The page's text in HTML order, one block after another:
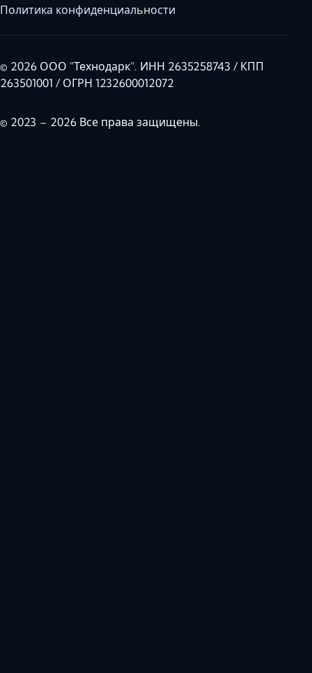
Политика конфиденциальности
© 2026 ООО "Технодарк". ИНН 2635258743 / КПП
263501001 / ОГРН 1232600012072
© 2023 – 2026 Все права защищены.